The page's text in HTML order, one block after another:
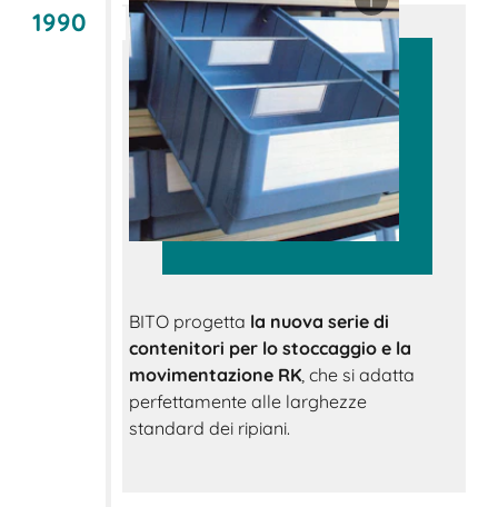
1990
BITO progetta la nuova serie di
contenitori per lo stoccaggio e la
movimentazione RK , che si adatta
perfettamente alle larghezze
standard dei ripiani.